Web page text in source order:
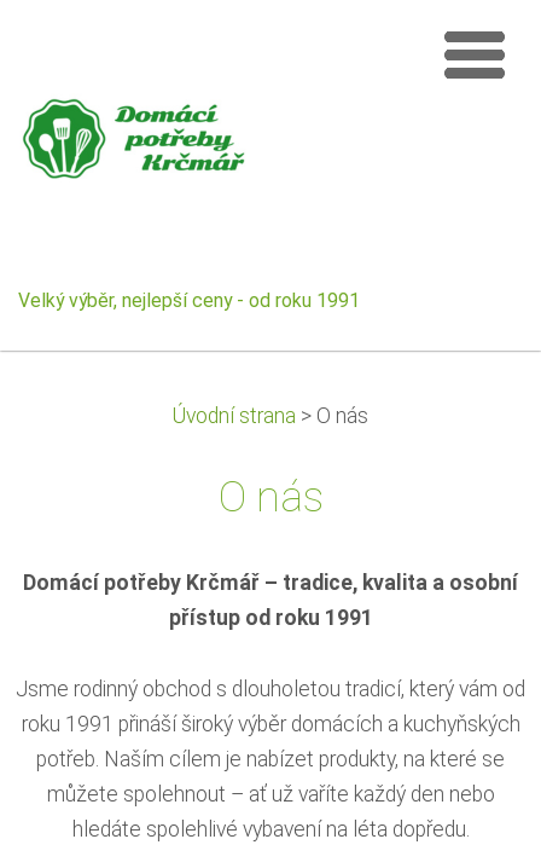
Velký výběr, nejlepší ceny - od roku 1991
Úvodní strana > O nás
O nás
Domácí potřeby Krčmář – tradice, kvalita a osobní
přístup od roku 1991
Jsme rodinný obchod s dlouholetou tradicí, který vám od
roku 1991 přináší široký výběr domácích a kuchyňských
potřeb. Naším cílem je nabízet produkty, na které se
můžete spolehnout – ať už vaříte každý den nebo
hledáte spolehlivé vybavení na léta dopředu.